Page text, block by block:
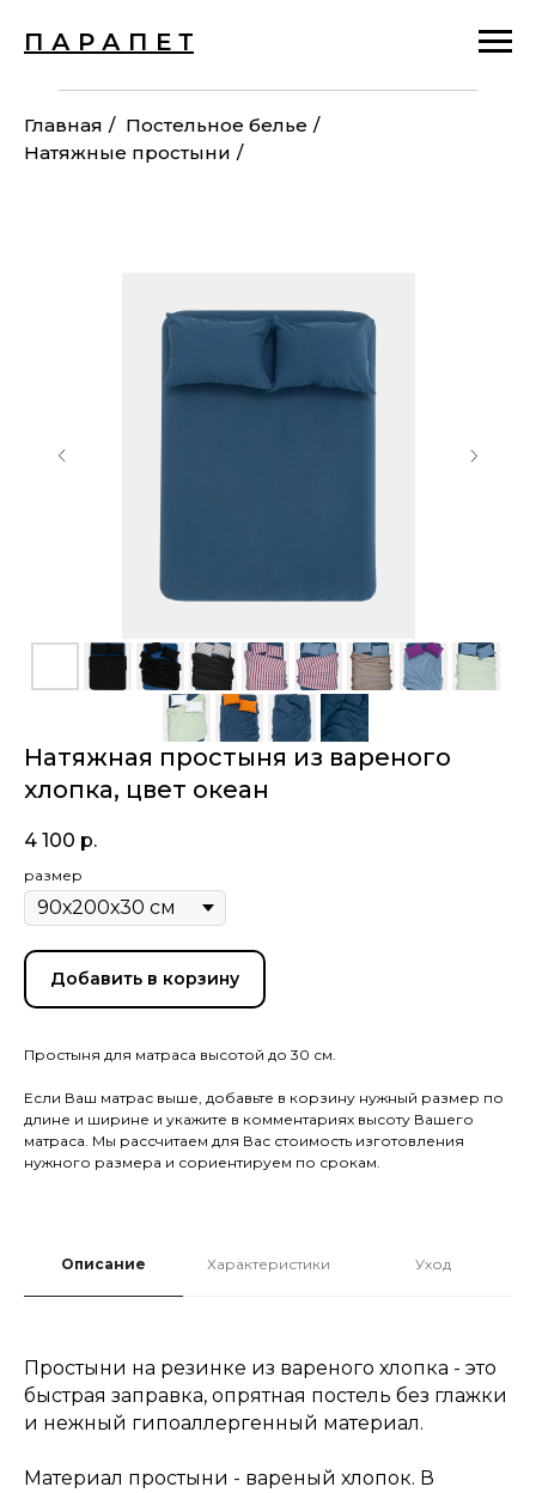
П А Р А П Е Т
Главная / Постельное белье /
Натяжные простыни /
Натяжная простыня из вареного
хлопка, цвет океан
4 100 р.
размер
Добавить в корзину
Простыня для матраса высотой до 30 см.
Если Ваш матрас выше, добавьте в корзину нужный размер по
длине и ширине и укажите в комментариях высоту Вашего
матраса. Мы рассчитаем для Вас стоимость изготовления
нужного размера и сориентируем по срокам.
Описание Характеристики Уход
Простыни на резинке из вареного хлопка - это
быстрая заправка, опрятная постель без глажки
и нежный гипоаллергенный материал.
Материал простыни - вареный хлопок. В